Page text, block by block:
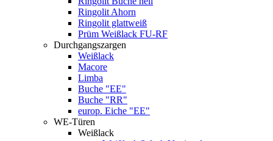
Ringolit Ahorn
Ringolit glattweiß
Prüm Weißlack FU-RF
Durchgangszargen
Weißlack
Macore
Limba
Buche "EE"
Buche "RR"
europ. Eiche "EE"
WE-Türen
Weißlack